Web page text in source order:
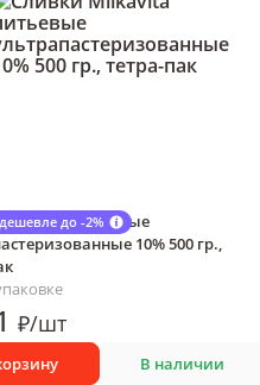
до -2%
питьевые
10% 500 гр.,
₽/шт
В наличии